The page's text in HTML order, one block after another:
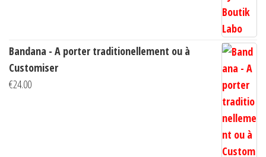
Bandana - A porter traditionellement ou à
Customiser
€24.00